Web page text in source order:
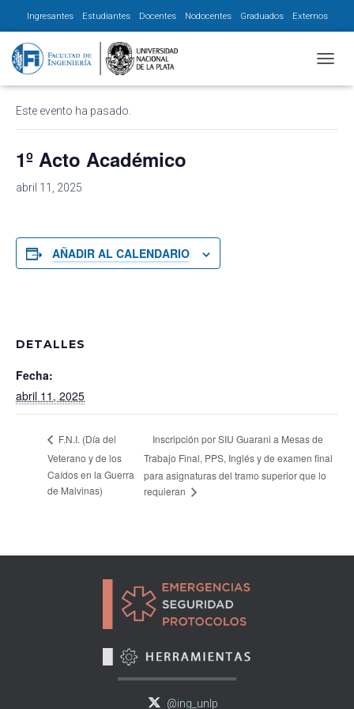
Ingresantes Estudiantes Docentes Nodocentes Graduados Externos
« Todos los Eventos
Este evento ha pasado.
1º Acto Académico
abril 11, 2025
AÑADIR AL CALENDARIO
DETALLES
Fecha:
abril 11, 2025
F.N.I. (Día del
Veterano y de los
Caídos en la Guerra
de Malvinas)
Inscripción por SIU Guarani a Mesas de
Trabajo Final, PPS, Inglés y de examen final
para asignaturas del tramo superior que lo
requieran
@ing_unlp